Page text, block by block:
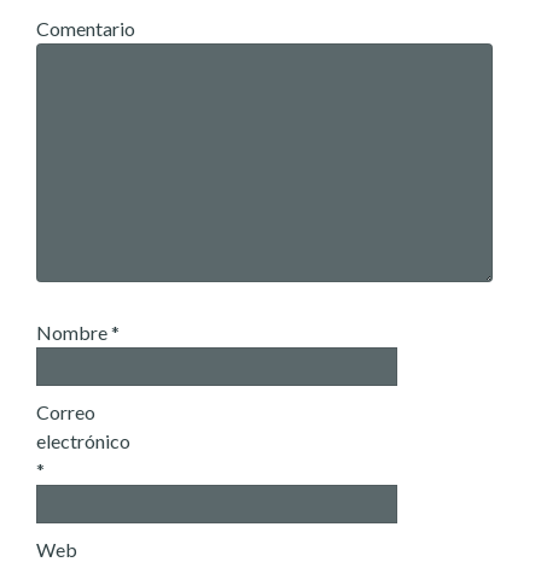
Comentario
Nombre*
Correo
electrónico
*
Web